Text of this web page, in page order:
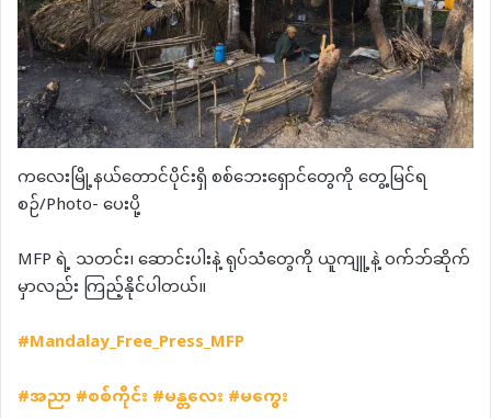
ကလေးမြို့နယ်တောင်ပိုင်းရှိ စစ်ဘေးရှောင်တွေကို တွေ့မြင်ရ
စဉ်/Photo- ပေးပို့
MFP ရဲ့ သတင်း၊ ဆောင်းပါးနဲ့ ရုပ်သံတွေကို ယူကျူ့နဲ့ ဝက်ဘ်ဆိုက်
မှာလည်း ကြည့်နိုင်ပါတယ်။
#Mandalay_Free_Press_MFP
#အညာ#စစ်ကိုင်း#မန္တလေး#မကွေး